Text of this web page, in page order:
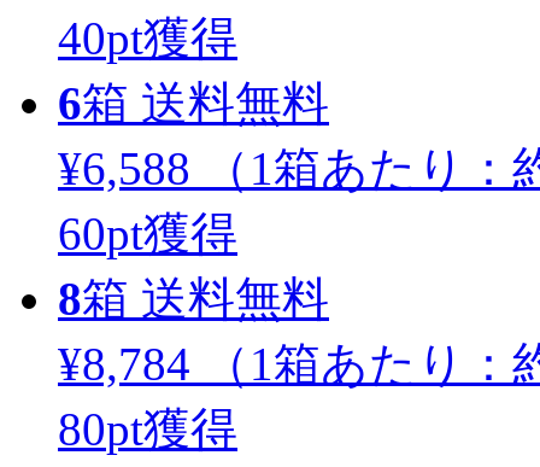
40pt獲得
6箱 送料無料
¥6,588
（1箱あたり：
60pt獲得
8箱 送料無料
¥8,784
（1箱あたり：
80pt獲得